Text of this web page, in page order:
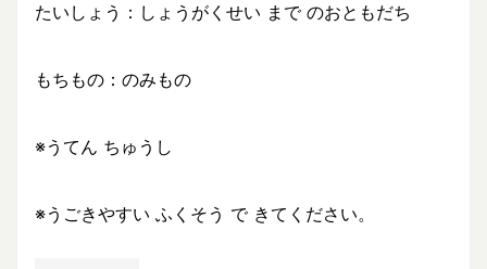
たいしょう：しょうがくせい まで のおともだち
もちもの：のみもの
※うてん ちゅうし
※うごきやすい ふくそう で きてください。